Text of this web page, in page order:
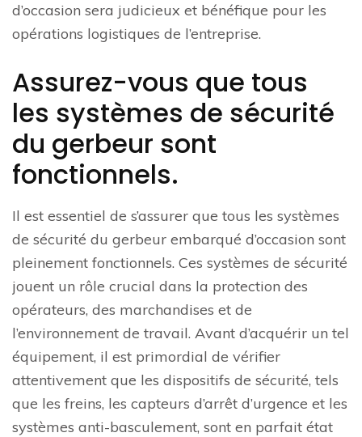
d’occasion sera judicieux et bénéfique pour les
opérations logistiques de l’entreprise.
Assurez-vous que tous
les systèmes de sécurité
du gerbeur sont
fonctionnels.
Il est essentiel de s’assurer que tous les systèmes
de sécurité du gerbeur embarqué d’occasion sont
pleinement fonctionnels. Ces systèmes de sécurité
jouent un rôle crucial dans la protection des
opérateurs, des marchandises et de
l’environnement de travail. Avant d’acquérir un tel
équipement, il est primordial de vérifier
attentivement que les dispositifs de sécurité, tels
que les freins, les capteurs d’arrêt d’urgence et les
systèmes anti-basculement, sont en parfait état